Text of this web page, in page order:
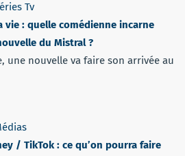
Tv
vie : quelle comédienne incarne
du Mistral ?
une nouvelle va faire son arrivée au
/ TikTok : ce qu’on pourra faire